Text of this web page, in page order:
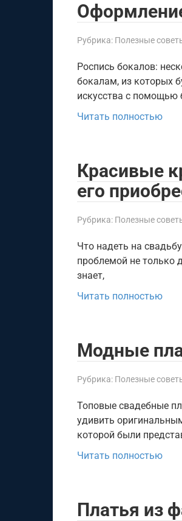
Рубрика: Полезные
Роспись бокалов:
бокалам, из которых
искусства с помощью
Читать полностью
Красивые
его
Рубрика: Полезные
Что надеть на
проблемой не только
знает,
Читать полностью
Модные
Рубрика: Полезные
Топовые свадебные
удивить
которой были
Читать полностью
Платья из